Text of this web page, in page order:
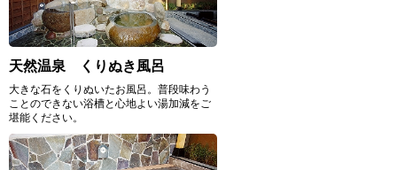
天然温泉 くりぬき風呂
大きな石をくりぬいたお風呂。普段味わう
ことのできない浴槽と心地よい湯加減をご
堪能ください。